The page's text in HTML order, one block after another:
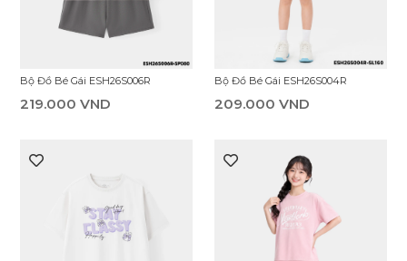
Bộ Đồ Bé Gái ESH26S006R
219.000 VND
Bộ Đồ Bé Gái ESH26S004R
209.000 VND